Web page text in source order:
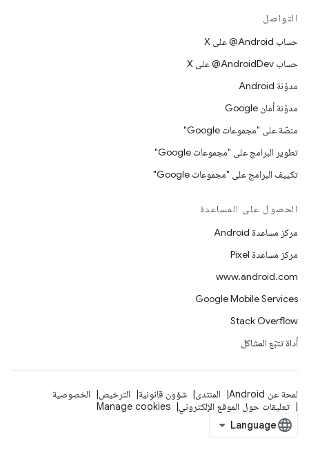
التواصل
حساب ‎@Android على X
حساب ‎@AndroidDev على X
مدوّنة Android
مدوّنة أمان Google
منصّة على "مجموعات Google"
تطوير البرامج على "مجموعات Google"
تكييف البرامج على "مجموعات Google"
الحصول على المساعدة
مركز مساعدة Android
مركز مساعدة Pixel
www.android.com
Google Mobile Services
Stack Overflow
أداة تتبّع المشاكل
لمحة عن Android المنتدى شؤون قانونية الترخيص
الخصوصية
تعليقات حول الموقع الإلكتروني
Manage cookies